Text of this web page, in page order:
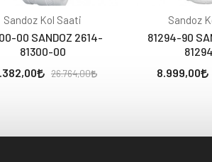
Sandoz Kol Saati
00 SANDOZ 2614-
81300-00
26.764,00
Sandoz
81294-90
8.999,00